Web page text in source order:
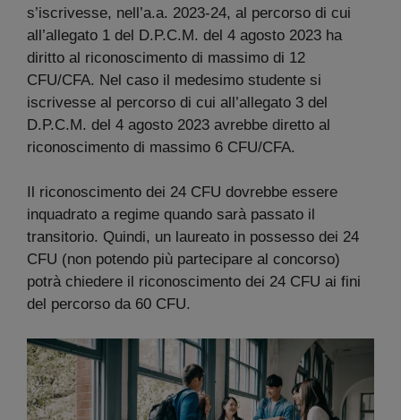
s’iscrivesse, nell’a.a. 2023-24, al percorso di cui
all’allegato 1 del D.P.C.M. del 4 agosto 2023 ha
diritto al riconoscimento di massimo di 12
CFU/CFA. Nel caso il medesimo studente si
iscrivesse al percorso di cui all’allegato 3 del
D.P.C.M. del 4 agosto 2023 avrebbe diretto al
riconoscimento di massimo 6 CFU/CFA.
Il riconoscimento dei 24 CFU dovrebbe essere
inquadrato a regime quando sarà passato il
transitorio. Quindi, un laureato in possesso dei 24
CFU (non potendo più partecipare al concorso)
potrà chiedere il riconoscimento dei 24 CFU ai fini
del percorso da 60 CFU.